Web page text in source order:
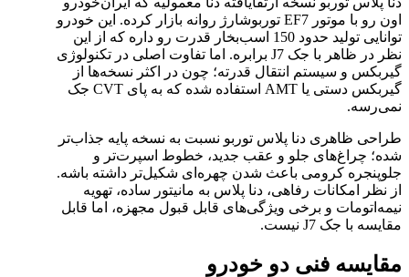
اون رو با موتور EF7 توربوشارژ روانه بازار کرده. این خودرو
توانایی تولید حدود 150 اسب‌بخار قدرت رو داره که از این
نظر در ظاهر با جک J7 برابره. اما تفاوت اصلی در تکنولوژی
گیربکس و سیستم انتقال قدرته؛ چون در اکثر نسخه‌ها از
گیربکس دستی یا AMT استفاده شده که به پای CVT جک
نمی‌رسه.
طراحی ظاهری دنا پلاس توربو نسبت به نسخه پایه جذاب‌تر
شده؛ چراغ‌های جلو و عقب جدید، خطوط اسپرت‌تر و
جلوپنجره کرومی باعث شدن چهره‌ای شکیل‌تر داشته باشه.
از نظر امکانات رفاهی، دنا پلاس به مانیتور ساده، تهویه
نیمه‌اتومات و برخی ویژگی‌های قابل قبول مجهزه، اما قابل
مقایسه با جک J7 نیست.
مقایسه فنی دو خودرو